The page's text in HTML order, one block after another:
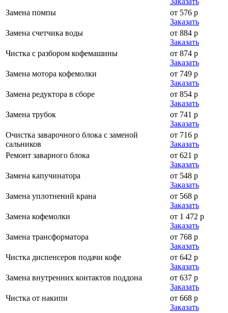
Замена помпы
от 576 р
Заказать
Замена счетчика воды
от 884 р
Заказать
Чистка с разбором кофемашины
от 874 р
Заказать
Замена мотора кофемолки
от 749 р
Заказать
Замена редуктора в сборе
от 854 р
Заказать
Замена трубок
от 741 р
Заказать
Очистка заварочного блока с заменой
сальников
от 716 р
Заказать
Ремонт заварного блока
от 621 р
Заказать
Замена капучинатора
от 548 р
Заказать
Замена уплотнений крана
от 568 р
Заказать
Замена кофемолки
от 1 472 р
Заказать
Замена трансформатора
от 768 р
Заказать
Чистка диспенсеров подачи кофе
от 642 р
Заказать
Замена внутренних контактов поддона
от 637 р
Заказать
Чистка от накипи
от 668 р
Заказать